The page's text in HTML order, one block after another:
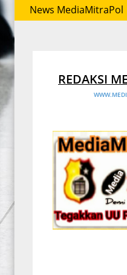
News MediaMitraPol
Irjen Whisnu
REDAKSI